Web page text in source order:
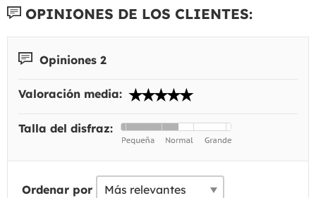
OPINIONES DE LOS CLIENTES:
Opiniones 2
Valoración media:
Talla del disfraz:
Ordenar por